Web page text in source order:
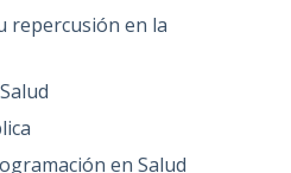
repercusión en la
en Salud